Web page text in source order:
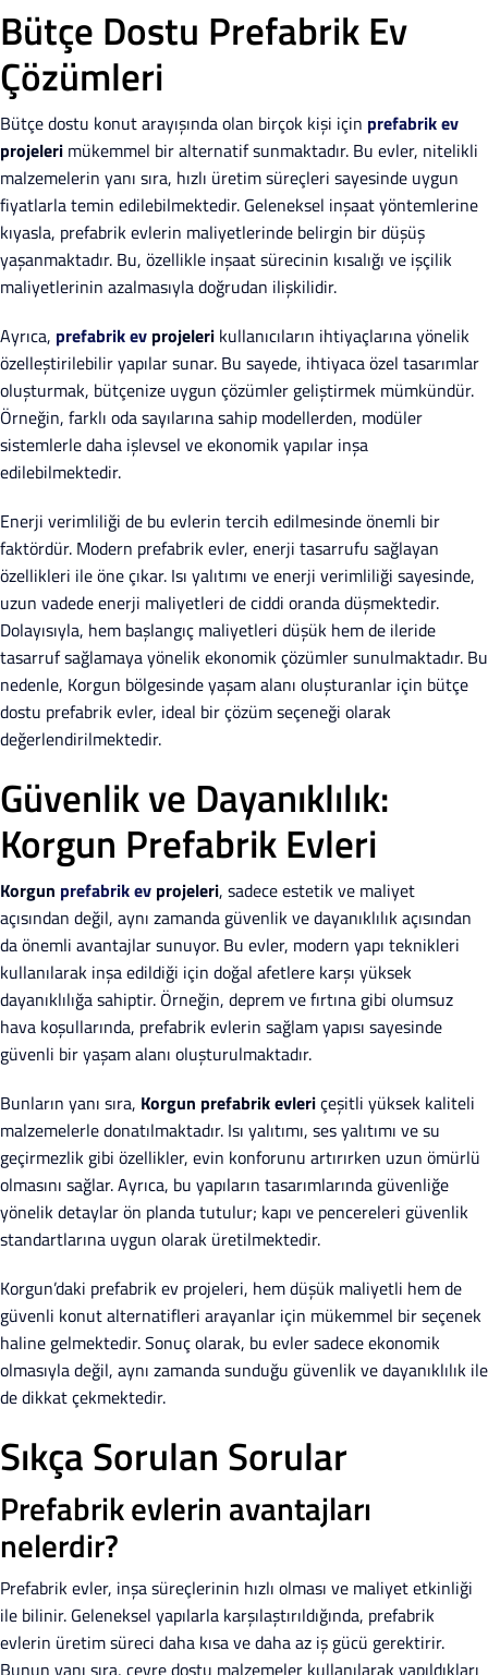
Bütçe Dostu Prefabrik Ev
Çözümleri
Bütçe dostu konut arayışında olan birçok kişi için prefabrik ev
projeleri mükemmel bir alternatif sunmaktadır. Bu evler, nitelikli
malzemelerin yanı sıra, hızlı üretim süreçleri sayesinde uygun
fiyatlarla temin edilebilmektedir. Geleneksel inşaat yöntemlerine
kıyasla, prefabrik evlerin maliyetlerinde belirgin bir düşüş
yaşanmaktadır. Bu, özellikle inşaat sürecinin kısalığı ve işçilik
maliyetlerinin azalmasıyla doğrudan ilişkilidir.
Ayrıca, prefabrik ev projeleri kullanıcıların ihtiyaçlarına yönelik
özelleştirilebilir yapılar sunar. Bu sayede, ihtiyaca özel tasarımlar
oluşturmak, bütçenize uygun çözümler geliştirmek mümkündür.
Örneğin, farklı oda sayılarına sahip modellerden, modüler
sistemlerle daha işlevsel ve ekonomik yapılar inşa
edilebilmektedir.
Enerji verimliliği de bu evlerin tercih edilmesinde önemli bir
faktördür. Modern prefabrik evler, enerji tasarrufu sağlayan
özellikleri ile öne çıkar. Isı yalıtımı ve enerji verimliliği sayesinde,
uzun vadede enerji maliyetleri de ciddi oranda düşmektedir.
Dolayısıyla, hem başlangıç maliyetleri düşük hem de ileride
tasarruf sağlamaya yönelik ekonomik çözümler sunulmaktadır. Bu
nedenle, Korgun bölgesinde yaşam alanı oluşturanlar için bütçe
dostu prefabrik evler, ideal bir çözüm seçeneği olarak
değerlendirilmektedir.
Güvenlik ve Dayanıklılık:
Korgun Prefabrik Evleri
Korgun prefabrik ev projeleri, sadece estetik ve maliyet
açısından değil, aynı zamanda güvenlik ve dayanıklılık açısından
da önemli avantajlar sunuyor. Bu evler, modern yapı teknikleri
kullanılarak inşa edildiği için doğal afetlere karşı yüksek
dayanıklılığa sahiptir. Örneğin, deprem ve fırtına gibi olumsuz
hava koşullarında, prefabrik evlerin sağlam yapısı sayesinde
güvenli bir yaşam alanı oluşturulmaktadır.
Bunların yanı sıra, Korgun prefabrik evleriçeşitli yüksek kaliteli
malzemelerle donatılmaktadır. Isı yalıtımı, ses yalıtımı ve su
geçirmezlik gibi özellikler, evin konforunu artırırken uzun ömürlü
olmasını sağlar. Ayrıca, bu yapıların tasarımlarında güvenliğe
yönelik detaylar ön planda tutulur; kapı ve pencereleri güvenlik
standartlarına uygun olarak üretilmektedir.
Korgun’daki prefabrik ev projeleri, hem düşük maliyetli hem de
güvenli konut alternatifleri arayanlar için mükemmel bir seçenek
haline gelmektedir. Sonuç olarak, bu evler sadece ekonomik
olmasıyla değil, aynı zamanda sunduğu güvenlik ve dayanıklılık ile
de dikkat çekmektedir.
Sıkça Sorulan Sorular
Prefabrik evlerin avantajları
nelerdir?
Prefabrik evler, inşa süreçlerinin hızlı olması ve maliyet etkinliği
ile bilinir. Geleneksel yapılarla karşılaştırıldığında, prefabrik
evlerin üretim süreci daha kısa ve daha az iş gücü gerektirir.
Bunun yanı sıra, çevre dostu malzemeler kullanılarak yapıldıkları